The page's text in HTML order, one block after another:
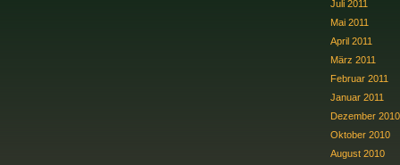
Juli 2011
Mai 2011
April 2011
März 2011
Februar 2011
Januar 2011
Dezember 2010
Oktober 2010
August 2010